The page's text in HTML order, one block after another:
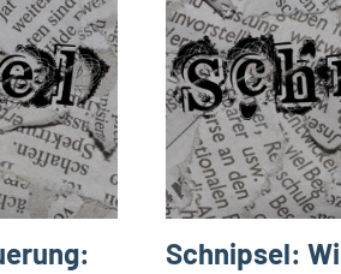
Schnipsel: